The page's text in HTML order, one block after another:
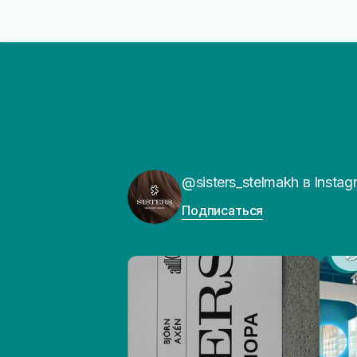
@sisters_stelmakh в
Подписаться